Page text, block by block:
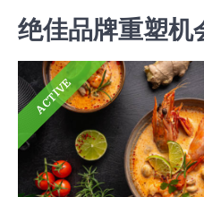
绝佳品牌重塑机
ACTIVE